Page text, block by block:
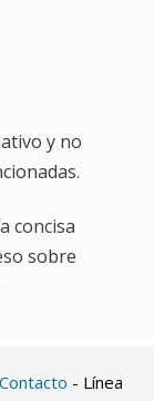
y no
concisa
sobre
Contacto - Línea